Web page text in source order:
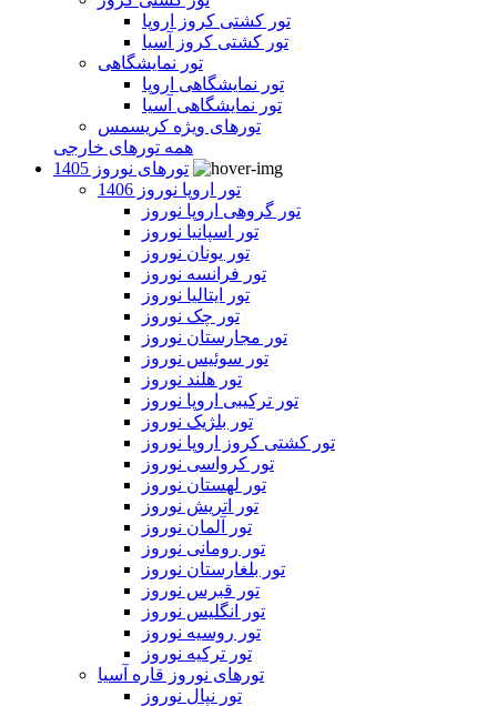
تور کشتی کروز اروپا
تور کشتی کروز آسیا
تور نمایشگاهی
تور نمایشگاهی اروپا
تور نمایشگاهی آسیا
تورهای ویژه کریسمس
همه تورهای خارجی
تورهای نوروز 1405
تور اروپا نوروز 1406
تور گروهی اروپا نوروز
تور اسپانیا نوروز
تور یونان نوروز
تور فرانسه نوروز
تور ایتالیا نوروز
تور چک نوروز
تور مجارستان نوروز
تور سوئیس نوروز
تور هلند نوروز
تور ترکیبی اروپا نوروز
تور بلژیک نوروز
تور کشتی کروز اروپا نوروز
تور کرواسی نوروز
تور لهستان نوروز
تور اتریش نوروز
تور آلمان نوروز
تور رومانی نوروز
تور بلغارستان نوروز
تور قبرس نوروز
تور انگلیس نوروز
تور روسیه نوروز
تور ترکیه نوروز
تورهای نوروز قاره آسیا
تور نپال نوروز